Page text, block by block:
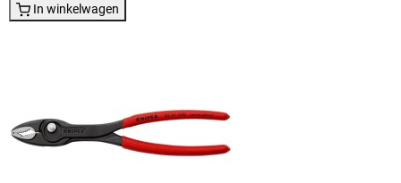
In winkelwagen